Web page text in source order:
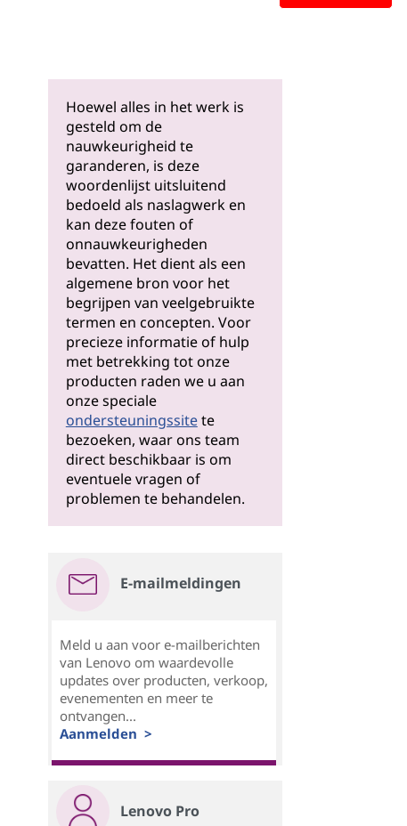
Hoewel alles in het werk is
gesteld om de
nauwkeurigheid te
garanderen, is deze
woordenlijst uitsluitend
bedoeld als naslagwerk en
kan deze fouten of
onnauwkeurigheden
bevatten. Het dient als een
algemene bron voor het
begrijpen van veelgebruikte
termen en concepten. Voor
precieze informatie of hulp
met betrekking tot onze
producten raden we u aan
onze speciale
ondersteuningssitete
bezoeken, waar ons team
direct beschikbaar is om
eventuele vragen of
problemen te behandelen.
E-mailmeldingen
Meld u aan voor e-mailberichten
van Lenovo om waardevolle
updates over producten, verkoop,
evenementen en meer te
ontvangen...
Aanmelden >
Lenovo Pro